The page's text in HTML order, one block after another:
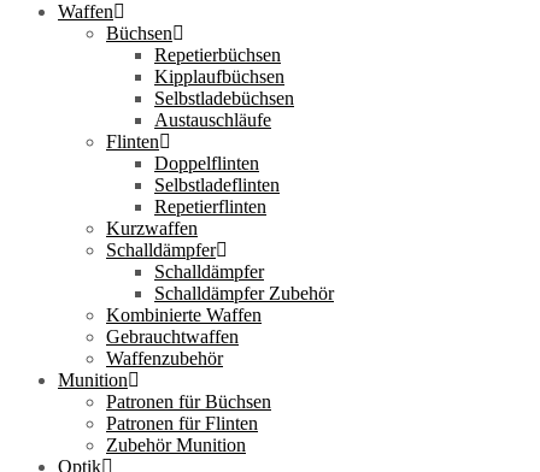
Waffen
Büchsen
Repetierbüchsen
Kipplaufbüchsen
Selbstladebüchsen
Austauschläufe
Flinten
Doppelflinten
Selbstladeflinten
Repetierflinten
Kurzwaffen
Schalldämpfer
Schalldämpfer
Schalldämpfer Zubehör
Kombinierte Waffen
Gebrauchtwaffen
Waffenzubehör
Munition
Patronen für Büchsen
Patronen für Flinten
Zubehör Munition
Optik